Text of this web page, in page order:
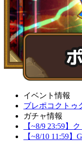
イベント情報
ブレポコクトゥ
ガチャ情報
【~8/9 23:59】
【~8/10 11:59